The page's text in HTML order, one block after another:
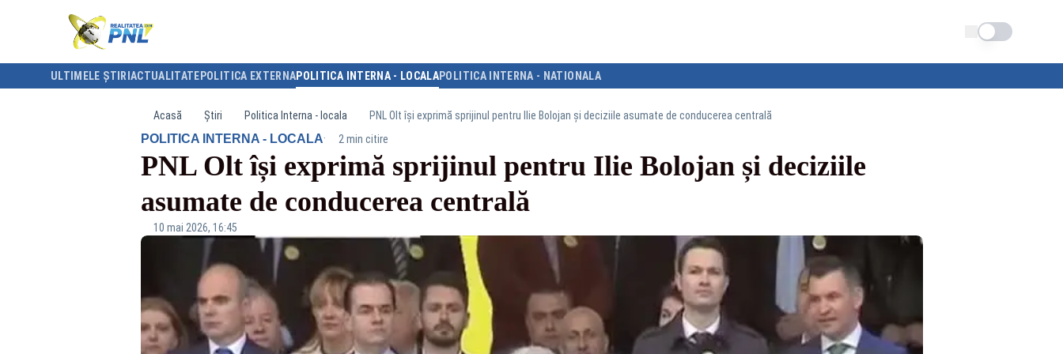
Schimba tema
ULTIMELE ȘTIRI ACTUALITATE POLITICA EXTERNAPOLITICA INTERNA - LOCALAPOLITICA INTERNA - NATIONALA
Acasă Știri Politica Interna - locala PNL Olt își exprimă sprijinul pentru Ilie Bolojan și deciziile asumate de conducerea centrală
POLITICA INTERNA - LOCALA· 2 min citire
PNL Olt își exprimă sprijinul pentru Ilie Bolojan și deciziile
asumate de conducerea centrală
10 mai 2026, 16:45